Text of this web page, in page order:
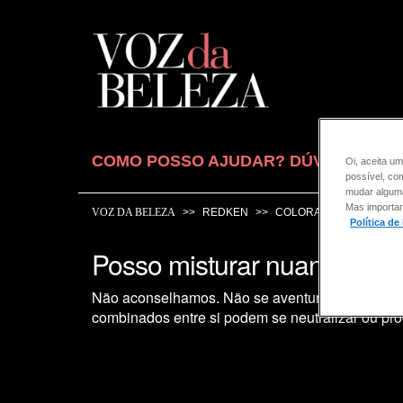
COMO POSSO AJUDAR? DÚVIDAS
VOZ DA BELEZA REDKEN COLORAÇÃO
Posso misturar nuances
Não aconselhamos. Não se aventure a misturar
combinados entre si podem se neutralizar ou
Oi, aceita
possível,
mudar
Mas
Política de